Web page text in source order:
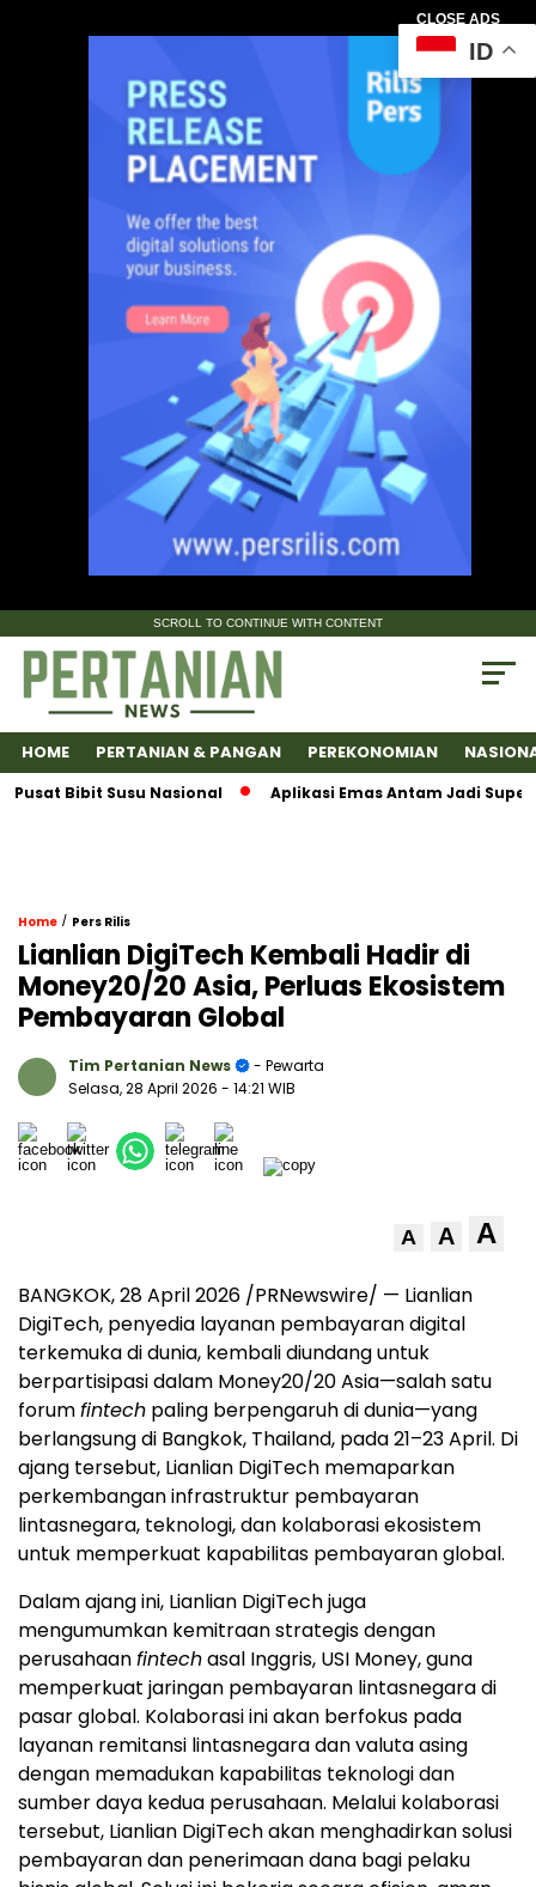
CLOSE ADS
SCROLL TO CONTINUE WITH CONTENT
HOME PERTANIAN & PANGAN PEREKONOMIAN
Bibit Susu Nasional Aplikasi Emas Antam Jadi
Home / Pers Rilis
Lianlian DigiTech Kembali Hadir di
Money20/20 Asia, Perluas Ekosistem
Pembayaran Global
Tim Pertanian News
- Pewarta
Selasa, 28 April 2026 - 14:21 WIB
A A A
BANGKOK, 28 April 2026 /PRNewswire/ — Lianlian
DigiTech, penyedia layanan pembayaran digital
terkemuka di dunia, kembali diundang untuk
berpartisipasi dalam Money20/20 Asia—salah satu
forumfintech paling berpengaruh di dunia—yang
berlangsung di Bangkok, Thailand, pada 21–23 April. Di
ajang tersebut, Lianlian DigiTech memaparkan
perkembangan infrastruktur pembayaran
lintasnegara, teknologi, dan kolaborasi ekosistem
untuk memperkuat kapabilitas pembayaran global.
Dalam ajang ini, Lianlian DigiTech juga
mengumumkan kemitraan strategis dengan
perusahaanfintechasal Inggris, USI Money, guna
memperkuat jaringan pembayaran lintasnegara di
pasar global. Kolaborasi ini akan berfokus pada
layanan remitansi lintasnegara dan valuta asing
dengan memadukan kapabilitas teknologi dan
sumber daya kedua perusahaan. Melalui kolaborasi
tersebut, Lianlian DigiTech akan menghadirkan solusi
pembayaran dan penerimaan dana bagi pelaku
ID